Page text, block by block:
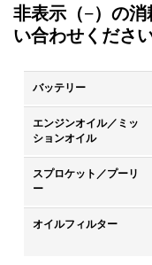
非表示（−）の
い合わせくださ
バッテリー
エンジンオイル／ミッ
ションオイル
スプロケット／プーリ
ー
オイルフィルター